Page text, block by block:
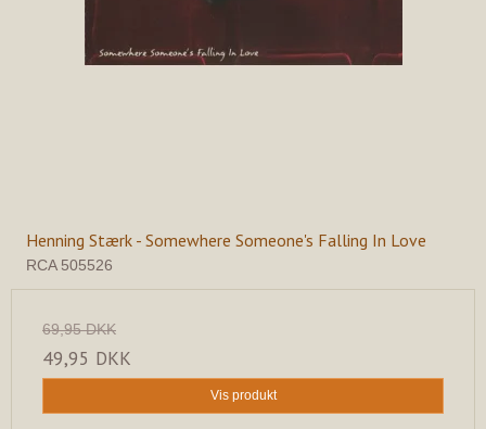
Henning Stærk - Somewhere Someone's Falling In Love
RCA 505526
69,95 DKK
49,95 DKK
Vis produkt